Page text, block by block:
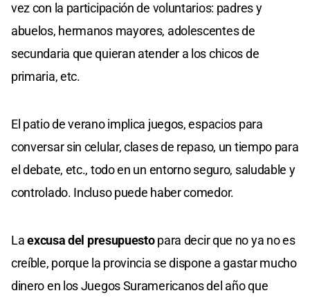
vez con la participación de voluntarios: padres y
abuelos, hermanos mayores, adolescentes de
secundaria que quieran atender a los chicos de
primaria, etc.
El patio de verano implica juegos, espacios para
conversar sin celular, clases de repaso, un tiempo para
el debate, etc., todo en un entorno seguro, saludable y
controlado. Incluso puede haber comedor.
Laexcusa del presupuestopara decir que no ya no es
creíble, porque la provincia se dispone a gastar mucho
dinero en los Juegos Suramericanos del año que